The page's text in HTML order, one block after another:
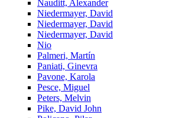
Nauditt, Alexander
Niedermayer, David
Niedermayer, David
Niedermayer, David
Nio
Palmeri, Martín
Paniati, Ginevra
Pavone, Karola
Pesce, Miguel
Peters, Melvin
Pike, David John